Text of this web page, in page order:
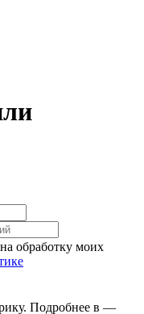
обработку моих
Подробнее в —